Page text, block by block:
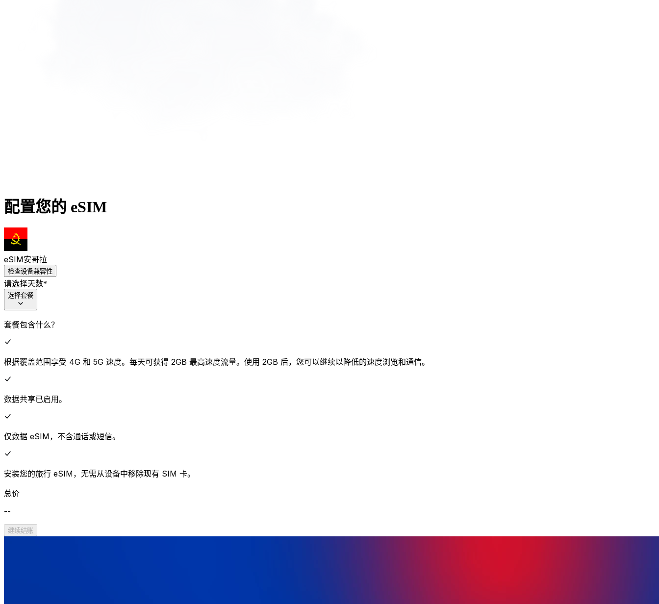
配置您的 eSIM
eSIM安哥拉
检查设备兼容性
请选择天数*
选择套餐
套餐包含什么？
根据覆盖范围享受 4G 和 5G 速度。每天可获得 2GB 最高速度流量。使用 2GB 后，您可以继续以降低的速度浏览和通信。
数据共享已启用。
仅数据 eSIM，不含通话或短信。
安装您的旅行 eSIM，无需从设备中移除现有 SIM 卡。
总价
--
继续结账